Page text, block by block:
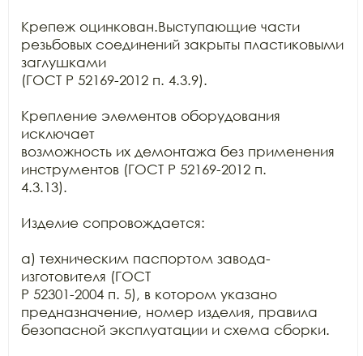
Крепеж оцинкован.Выступающие части
резьбовых соединений закрыты пластиковыми
заглушками
(ГОСТ Р 52169-2012 п. 4.3.9).
Крепление элементов оборудования
исключает
возможность их демонтажа без применения
инструментов (ГОСТ Р 52169-2012 п.
4.3.13).
Изделие сопровождается:
а) техническим паспортом завода-
изготовителя (ГОСТ
Р 52301-2004 п. 5), в котором указано
предназначение, номер изделия, правила
безопасной эксплуатации и схема сборки.